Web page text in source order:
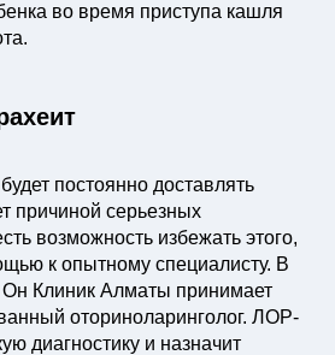
во время приступа кашля
постоянно доставлять
причиной серьезных
возможность избежать этого,
к опытному специалисту. В
Клиник Алматы принимает
оториноларинголог. ЛОР-
диагностику и назначит